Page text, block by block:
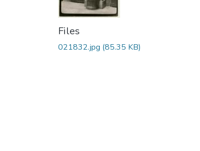
Files
021832.jpg (85.35 KB)